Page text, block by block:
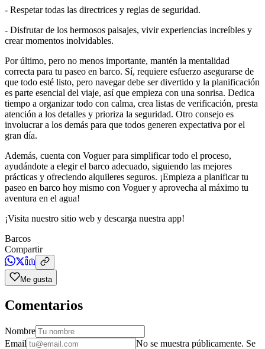
- Respetar todas las directrices y reglas de seguridad.
- Disfrutar de los hermosos paisajes, vivir experiencias increíbles y
crear momentos inolvidables.
Por último, pero no menos importante, mantén la mentalidad
correcta para tu paseo en barco. Sí, requiere esfuerzo asegurarse de
que todo esté listo, pero navegar debe ser divertido y la planificación
es parte esencial del viaje, así que empieza con una sonrisa. Dedica
tiempo a organizar todo con calma, crea listas de verificación, presta
atención a los detalles y prioriza la seguridad. Otro consejo es
involucrar a los demás para que todos generen expectativa por el
gran día.
Además, cuenta con Voguer para simplificar todo el proceso,
ayudándote a elegir el barco adecuado, siguiendo las mejores
prácticas y ofreciendo alquileres seguros. ¡Empieza a planificar tu
paseo en barco hoy mismo con Voguer y aprovecha al máximo tu
aventura en el agua!
¡Visita nuestro sitio web y descarga nuestra app!
Barcos
Compartir
Me gusta
Comentarios
Nombre
Email
No se muestra públicamente. Se